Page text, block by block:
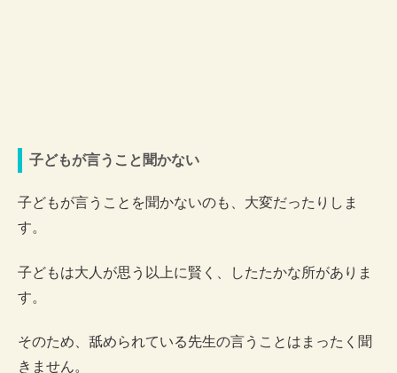
子どもが言うこと聞かない
子どもが言うことを聞かないのも、大変だったりしま
す。
子どもは大人が思う以上に賢く、したたかな所がありま
す。
そのため、舐められている先生の言うことはまったく聞
きません。